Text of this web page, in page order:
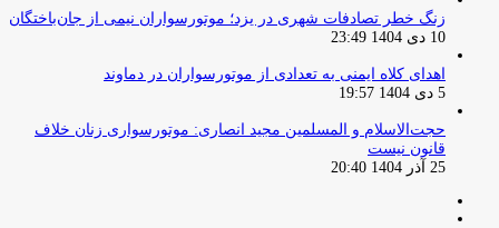
زنگ خطر تصادفات شهری در یزد؛ موتورسواران نیمی از جان‌باختگان
10 دی 1404 23:49
اهدای کلاه ایمنی به تعدادی از موتورسواران در دماوند
5 دی 1404 19:57
حجت‌الاسلام و المسلمین مجید انصاری: موتورسواری زنان خلاف
قانون نیست
25 آذر 1404 20:40